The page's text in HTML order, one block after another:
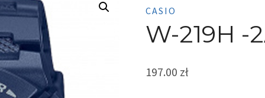
CASIO
W-219H -
197.00 zł